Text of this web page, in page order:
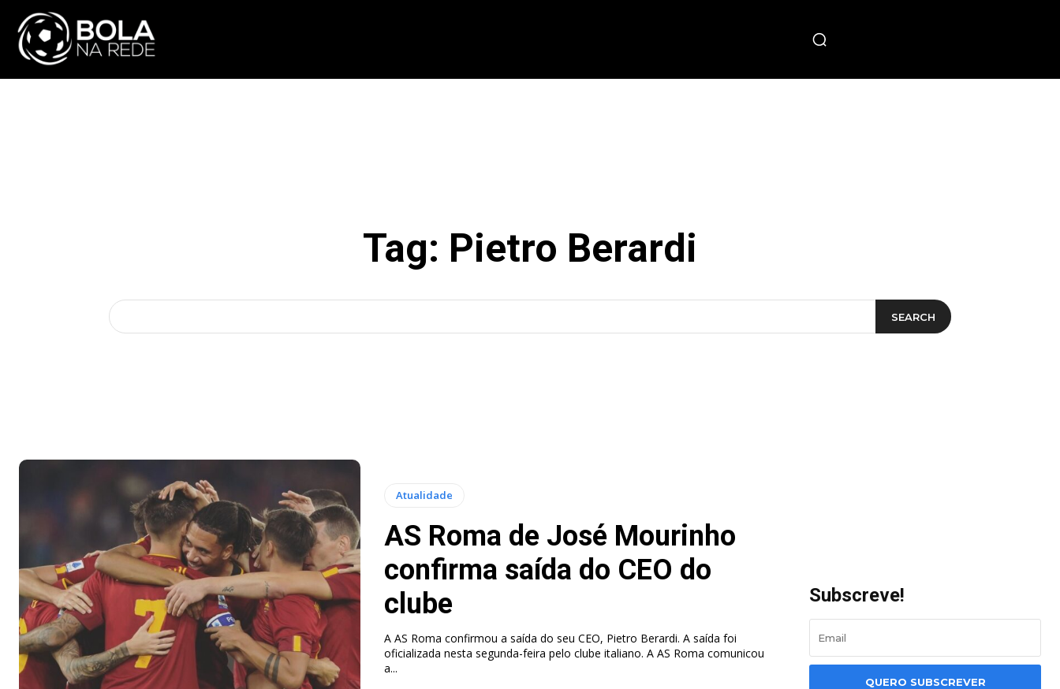
Tag: Pietro Berardi
SEARCH
Atualidade
AS Roma de José Mourinho
confirma saída do CEO do
clube
A AS Roma confirmou a saída do seu CEO, Pietro Berardi. A saída foi
oficializada nesta segunda-feira pelo clube italiano. A AS Roma comunicou
a...
Subscreve!
QUERO SUBSCREVER